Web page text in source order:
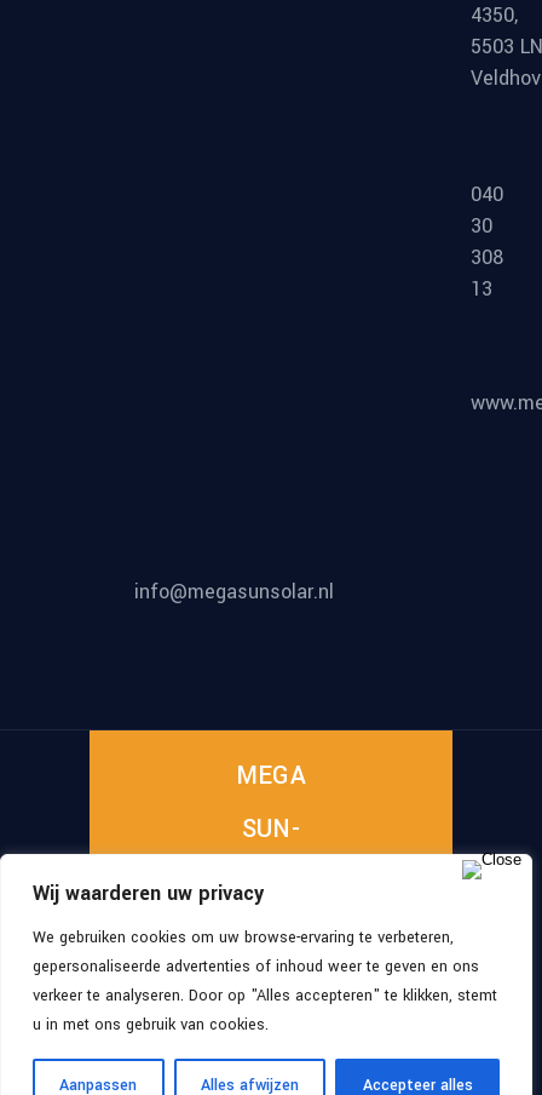
Wij waarderen uw privacy
We gebruiken cookies om uw browse-ervaring te verbeteren,
gepersonaliseerde advertenties of inhoud weer te geven en ons
verkeer te analyseren. Door op "Alles accepteren" te klikken, stemt
u in met ons gebruik van cookies.
Aanpassen Alles afwijzen Accepteer alles
4350,
5503 LN
040
30
308
13
info@megasunsolar.nl
MEGA
SUN-
SOLAR
©2026 MEGA SUN SOLAR, All Rights
Reserved